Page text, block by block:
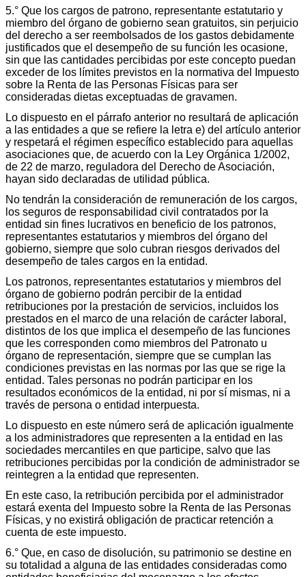
5.° Que los cargos de patrono, representante estatutario y
miembro del órgano de gobierno sean gratuitos, sin perjuicio
del derecho a ser reembolsados de los gastos debidamente
justificados que el desempeño de su función les ocasione,
sin que las cantidades percibidas por este concepto puedan
exceder de los límites previstos en la normativa del Impuesto
sobre la Renta de las Personas Físicas para ser
consideradas dietas exceptuadas de gravamen.
Lo dispuesto en el párrafo anterior no resultará de aplicación
a las entidades a que se refiere la letra e) del artículo anterior
y respetará el régimen específico establecido para aquellas
asociaciones que, de acuerdo con la Ley Orgánica 1/2002,
de 22 de marzo, reguladora del Derecho de Asociación,
hayan sido declaradas de utilidad pública.
No tendrán la consideración de remuneración de los cargos,
los seguros de responsabilidad civil contratados por la
entidad sin fines lucrativos en beneficio de los patronos,
representantes estatutarios y miembros del órgano del
gobierno, siempre que solo cubran riesgos derivados del
desempeño de tales cargos en la entidad.
Los patronos, representantes estatutarios y miembros del
órgano de gobierno podrán percibir de la entidad
retribuciones por la prestación de servicios, incluidos los
prestados en el marco de una relación de carácter laboral,
distintos de los que implica el desempeño de las funciones
que les corresponden como miembros del Patronato u
órgano de representación, siempre que se cumplan las
condiciones previstas en las normas por las que se rige la
entidad. Tales personas no podrán participar en los
resultados económicos de la entidad, ni por sí mismas, ni a
través de persona o entidad interpuesta.
Lo dispuesto en este número será de aplicación igualmente
a los administradores que representen a la entidad en las
sociedades mercantiles en que participe, salvo que las
retribuciones percibidas por la condición de administrador se
reintegren a la entidad que representen.
En este caso, la retribución percibida por el administrador
estará exenta del Impuesto sobre la Renta de las Personas
Físicas, y no existirá obligación de practicar retención a
cuenta de este impuesto.
6.° Que, en caso de disolución, su patrimonio se destine en
su totalidad a alguna de las entidades consideradas como